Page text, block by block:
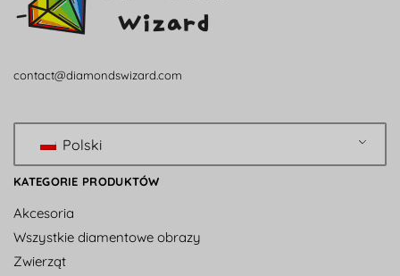
contact@diamondswizard.com
Polski
KATEGORIE PRODUKTÓW
Akcesoria
Wszystkie diamentowe obrazy
Zwierząt